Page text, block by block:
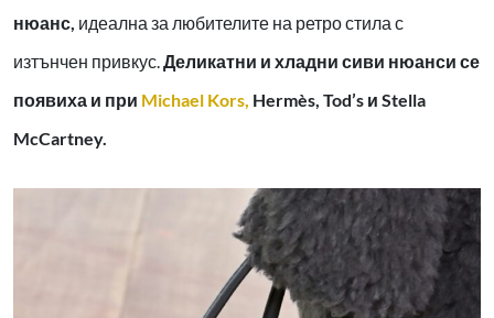
нюанс, идеална за любителите на ретро стила с
изтънчен привкус.Деликатни и хладни сиви нюанси се
появиха и при Michael Kors, Hermès, Tod’s и Stella
McCartney.